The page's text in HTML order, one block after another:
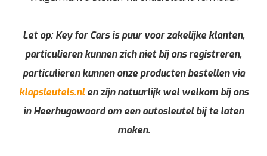
Let op: Key for Cars is puur voor zakelijke klanten,
particulieren kunnen zich niet bij ons registreren,
particulieren kunnen onze producten bestellen via
klapsleutels.nlen zijn natuurlijk wel welkom bij ons
in Heerhugowaard om een autosleutel bij te laten
maken.